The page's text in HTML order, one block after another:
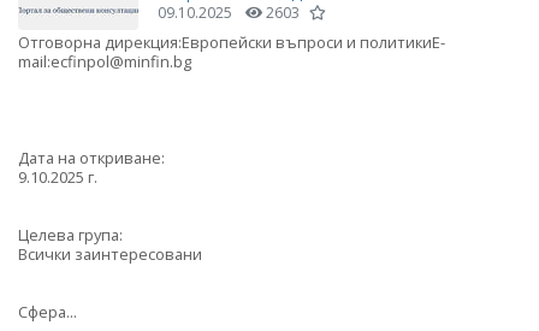
09.10.2025 2603
Отговорна дирекция:Европейски въпроси и политикиE-
mail:ecfinpol@minfin.bg
Дата на откриване:
9.10.2025 г.
Целева група:
Всички заинтересовани
Сфера...